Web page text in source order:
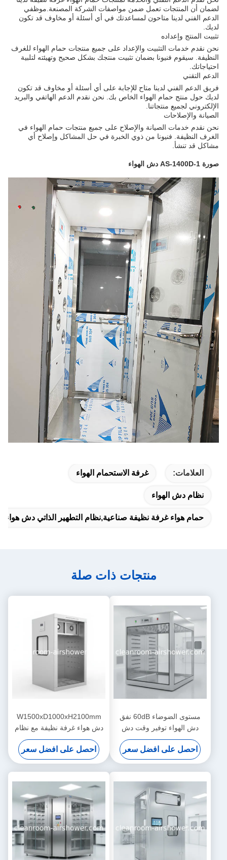
لضمان أن المنتجات تعمل ضمن مواصفات الشركة المصنعة.موظفي
الدعم الفني لدينا متاحون لمساعدتك في أي أسئلة أو مخاوف قد تكون
لديك.
تثبيت المنتج وإعداده
نحن نقدم خدمات التثبيت والإعداد على جميع منتجات حمام الهواء للغرف
النظيفة. سيقوم فنيونا بضمان تثبيت منتجك بشكل صحيح وتهيئته لتلبية
احتياجاتك.
الدعم التقني
فريق الدعم الفني لدينا متاح للإجابة على أي أسئلة أو مخاوف قد تكون
لديك حول منتج حمام الهواء الخاص بك. نحن نقدم الدعم الهاتفي والبريد
الإلكتروني لجميع منتجاتنا.
الصيانة والإصلاحات
نحن نقدم خدمات الصيانة والإصلاح على جميع منتجات حمام الهواء في
الغرف النظيفة. فنيونا من ذوي الخبرة في حل المشاكل وإصلاح أي
مشاكل قد تنشأ.
صورة AS-1400D-1 دش الهواء
العلامات: غرفة الاستحمام الهواء
نظام دش الهواء
حمام هواء غرفة نظيفة صناعية,نظام التطهير الذاتي دش
منتجات ذات صلة
مستوى الضوضاء 60dB نفق
دش الهواء توفير وقت دش
الهواء 0-99s لإزالة الغبار الفعالة
وإدارة دخول الغرفة النظيفة
احصل على افضل سعر
W1500xD1000xH2100mm
دش هواء غرفة نظيفة مع نظام
تحكم ميكرو كمبيوتر ومرشح
HEPA يوفر إزالة الجسيمات في
الهواء
احصل على افضل سعر